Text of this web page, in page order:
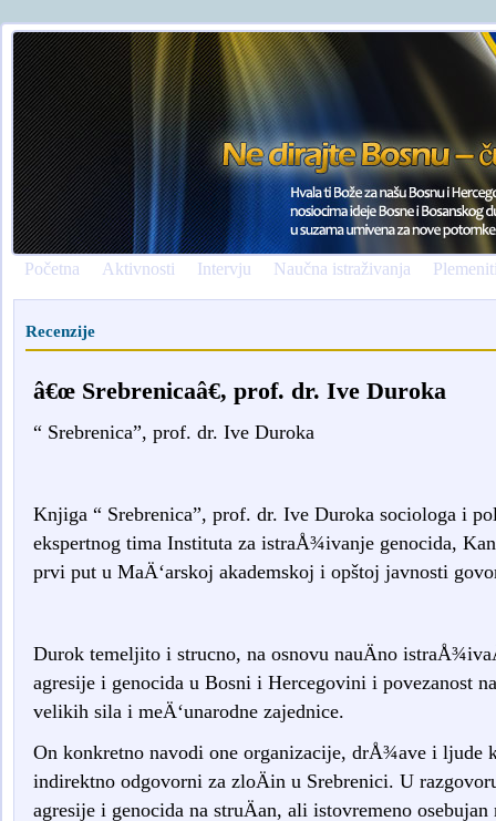
Početna Aktivnosti Intervju Naučna istraživanja
Recenzije
â€œ Srebrenicaâ€, prof. dr. Ive Duroka
“ Srebrenica”, prof. dr. Ive Duroka
Knjiga “ Srebrenica”, prof. dr. Ive Duroka sociologa i
ekspertnog tima Instituta za istraÅ¾ivanje genocida,
prvi put u MaÄ‘arskoj akademskoj i opštoj javnosti
Durok temeljito i strucno, na osnovu nauÄno
agresije i genocida u Bosni i Hercegovini i povezanost
velikih sila i meÄ‘unarodne zajednice.
On konkretno navodi one organizacije, drÅ¾ave i ljude
indirektno odgovorni za zloÄin u Srebrenici. U
agresije i genocida na struÄan, ali istovremeno osebujan